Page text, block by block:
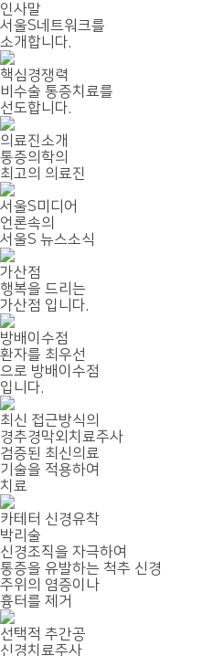
인사말
서울S네트워크를
소개합니다.
핵심경쟁력
비수술 통증치료를
선도합니다.
의료진소개
통증의학의
최고의 의료진
서울S미디어
언론속의
서울S 뉴스소식
가산점
행복을 드리는
가산점 입니다.
방배이수점
환자를 최우선
으로 방배이수점
입니다.
최신 접근방식의
경추경막외치료주사
검증된 최신의료
기술을 적용하여
치료
카테터 신경유착
박리술
신경조직을 자극하여
통증을 유발하는 척추 신경
주위의 염증이나
흉터를 제거
선택적 추간공
신경치료주사